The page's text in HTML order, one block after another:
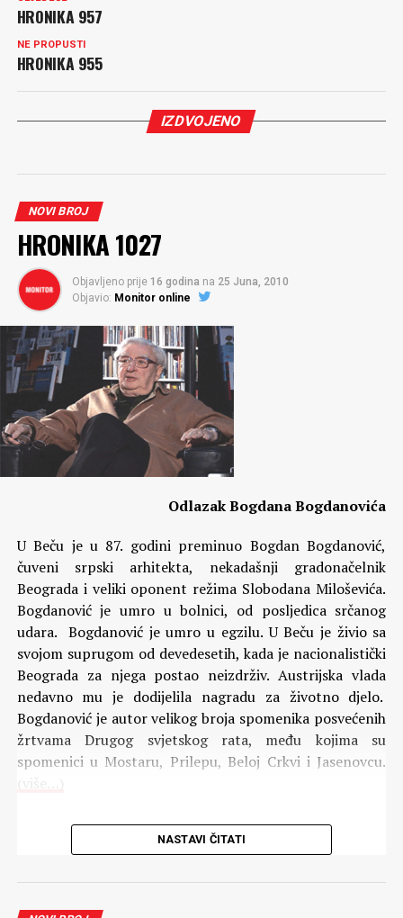
HRONIKA 957
NE PROPUSTI
HRONIKA 955
IZDVOJENO
NOVI BROJ
HRONIKA 1027
Objavljeno prije 16 godina na 25 Juna, 2010
Objavio: Monitor online
Odlazak Bogdana Bogdanovića
U Beču je u 87. godini preminuo Bogdan Bogdanović,
čuveni srpski arhitekta, nekadašnji gradonačelnik
Beograda i veliki oponent režima Slobodana Miloševića.
Bogdanović je umro u bolnici, od posljedica srčanog
udara. Bogdanović je umro u egzilu. U Beču je živio sa
svojom suprugom od devedesetih, kada je nacionalistički
Beograda za njega postao neizdrživ. Austrijska vlada
nedavno mu je dodijelila nagradu za životno djelo.
Bogdanović je autor velikog broja spomenika posvećenih
žrtvama Drugog svjetskog rata, među kojima su
spomenici u Mostaru, Prilepu, Beloj Crkvi i Jasenovcu.
(više…)
Komentari
NASTAVI ČITATI